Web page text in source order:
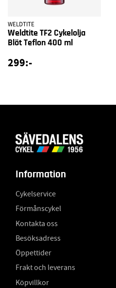
WELDTITE
Weldtite TF2 Cykelolja
Blöt Teflon 400 ml
299:-
Information
Cykelservice
Förmånscykel
Kontakta oss
Besöksadress
Öppettider
Frakt och leverans
Köpvillkor